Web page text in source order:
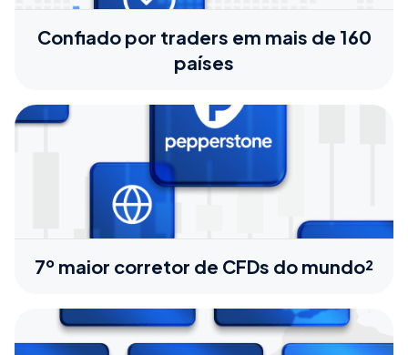
Confiado por traders em mais de 160
países
7º maior corretor de CFDs do mundo²